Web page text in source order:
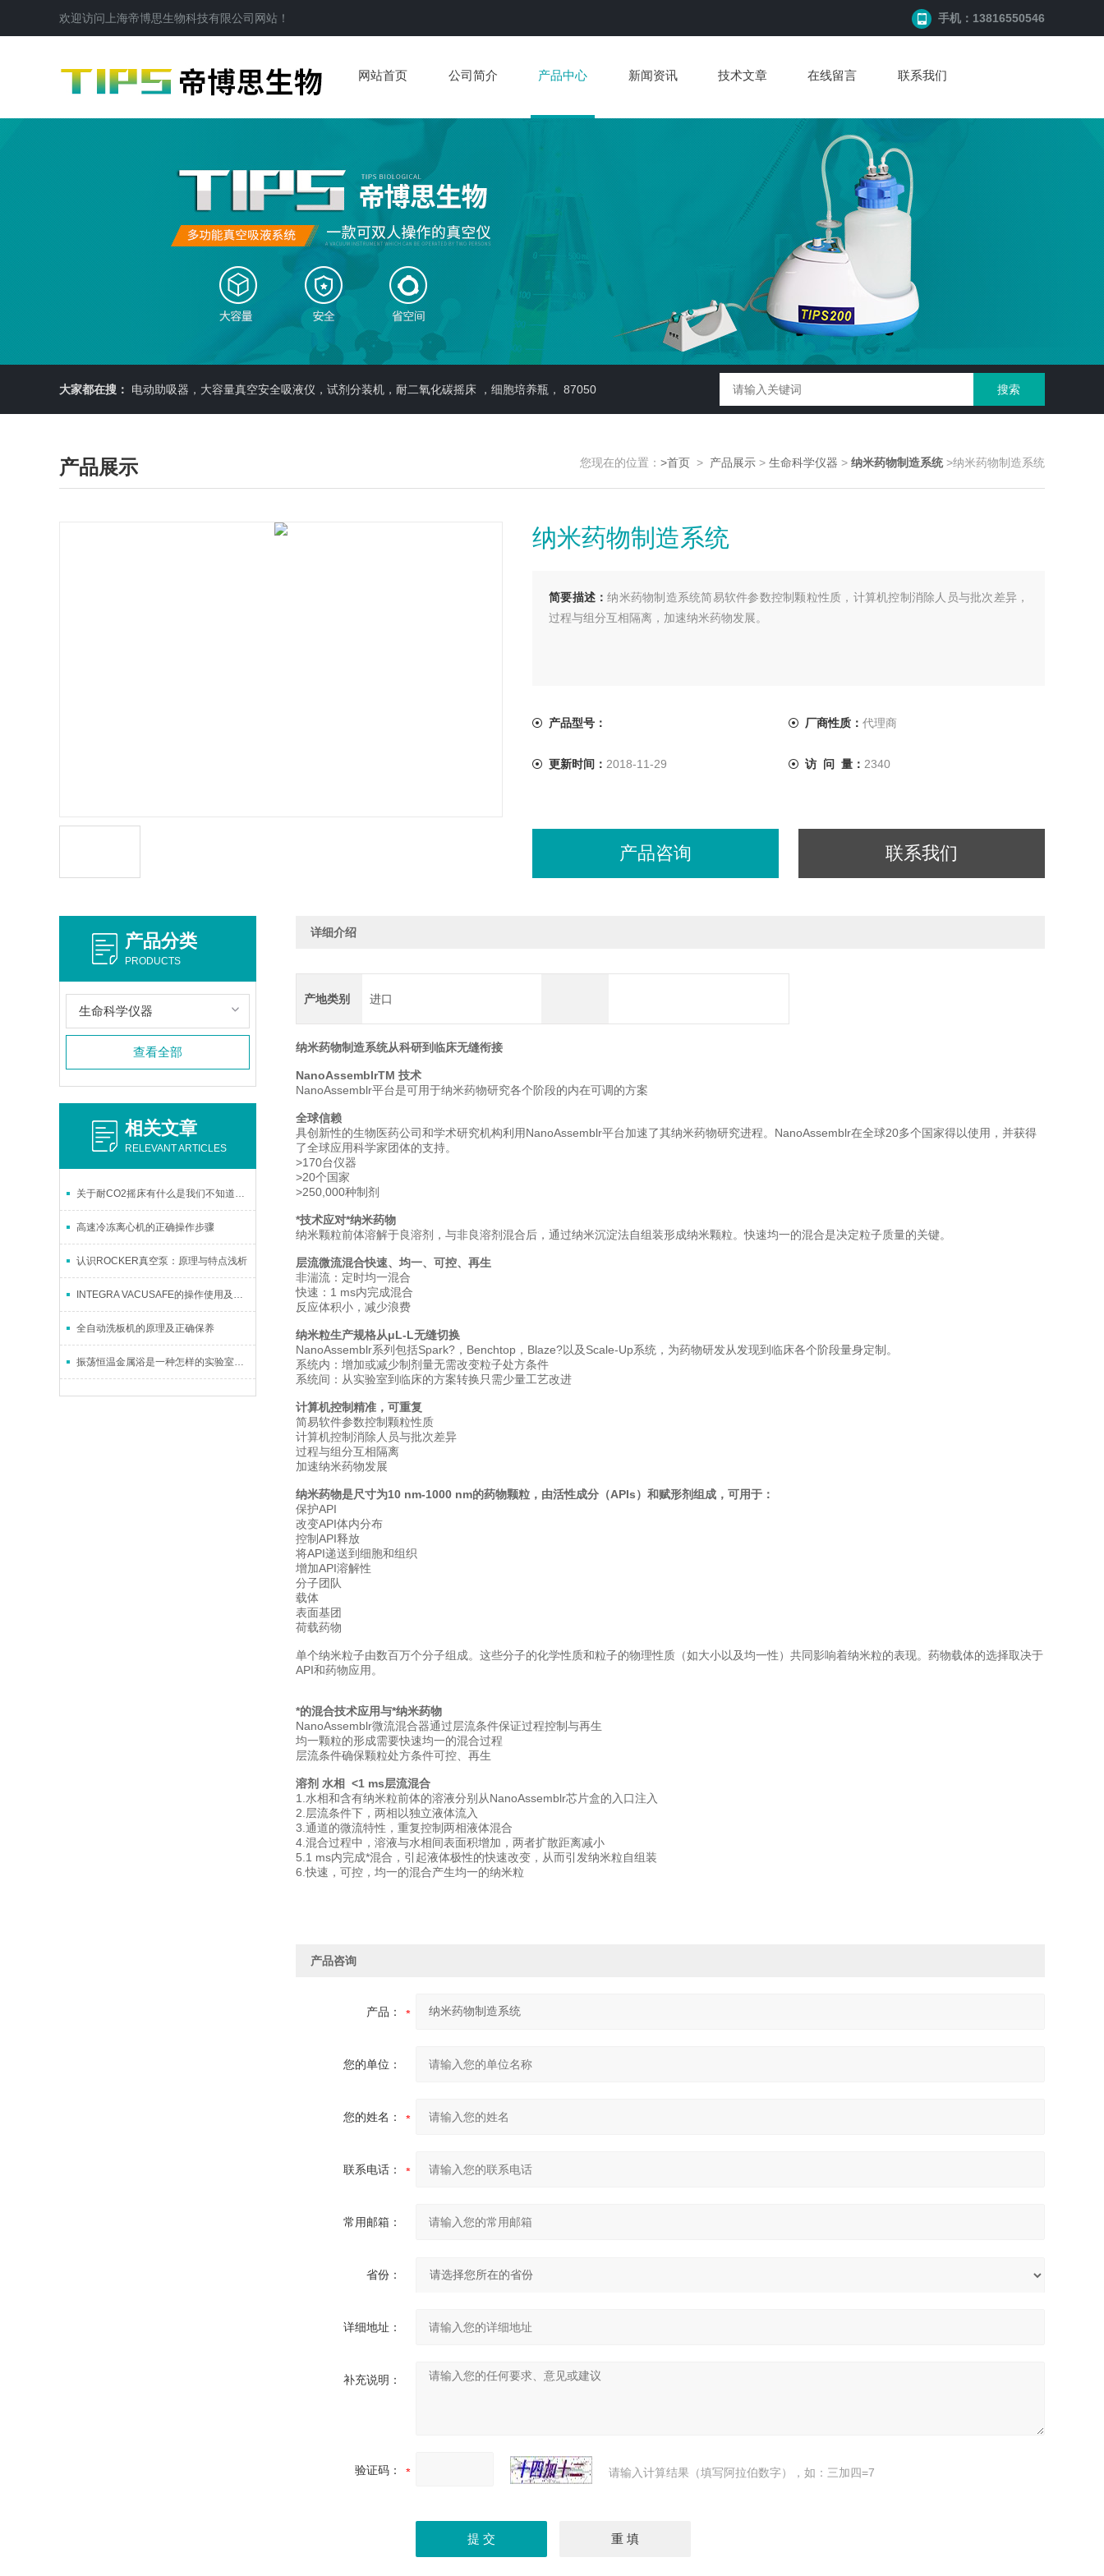
欢迎访问 上海帝博思生物科技有限公司 网站！ 手机：13816550546
网站首页 公司简介 产品中心 新闻资讯 技术文章 在线留言 联系我们
大家都在搜： 电动助吸器，大容量真空安全吸液仪，试剂分装机，耐二氧化碳摇床 ，细胞培养瓶， 87050
产品展示 您现在的位置： >首页 > 产品展示 > 生命科学仪器 > 纳米药物制造系统>纳米药物制造系统
纳米药物制造系统
简要描述：纳米药物制造系统简易软件参数控制颗粒性质，计算机控制消除人员与批次差异，
过程与组分互相隔离，加速纳米药物发展。
产品型号： 厂商性质： 代理商
更新时间： 2018-11-29 访 问 量： 2340
产品咨询 联系我们
产品分类
PRODUCTS
生命科学仪器
查看全部
相关文章
RELEVANT ARTICLES
关于耐CO2摇床有什么是我们不知道的？
高速冷冻离心机的正确操作步骤
认识ROCKER真空泵：原理与特点浅析
INTEGRA VACUSAFE的操作使用及特点分析
全自动洗板机的原理及正确保养
振荡恒温金属浴是一种怎样的实验室仪器呢
详细介绍
产地类别 进口
纳米药物制造系统从科研到临床无缝衔接
NanoAssemblrTM 技术
NanoAssemblr平台是可用于纳米药物研究各个阶段的内在可调的方案
全球信赖
具创新性的生物医药公司和学术研究机构利用NanoAssemblr平台加速了其纳米药物研究进程。NanoAssemblr在全球20多个国家得以使用，并获得
了全球应用科学家团体的支持。
>170台仪器
>20个国家
>250,000种制剂
*技术应对*纳米药物
纳米颗粒前体溶解于良溶剂，与非良溶剂混合后，通过纳米沉淀法自组装形成纳米颗粒。快速均一的混合是决定粒子质量的关键。
层流微流混合快速、均一、可控、再生
非湍流：定时均一混合
快速：1 ms内完成混合
反应体积小，减少浪费
纳米粒生产规格从μL-L无缝切换
NanoAssemblr系列包括Spark?，Benchtop，Blaze?以及Scale-Up系统，为药物研发从发现到临床各个阶段量身定制。
系统内：增加或减少制剂量无需改变粒子处方条件
系统间：从实验室到临床的方案转换只需少量工艺改进
计算机控制精准，可重复
简易软件参数控制颗粒性质
计算机控制消除人员与批次差异
过程与组分互相隔离
加速纳米药物发展
纳米药物是尺寸为10 nm-1000 nm的药物颗粒，由活性成分（APIs）和赋形剂组成，可用于：
保护API
改变API体内分布
控制API释放
将API递送到细胞和组织
增加API溶解性
分子团队
载体
表面基团
荷载药物
单个纳米粒子由数百万个分子组成。这些分子的化学性质和粒子的物理性质（如大小以及均一性）共同影响着纳米粒的表现。药物载体的选择取决于
API和药物应用。
*的混合技术应用与*纳米药物
NanoAssemblr微流混合器通过层流条件保证过程控制与再生
均一颗粒的形成需要快速均一的混合过程
层流条件确保颗粒处方条件可控、再生
溶剂 水相 <1 ms层流混合
1.水相和含有纳米粒前体的溶液分别从NanoAssemblr芯片盒的入口注入
2.层流条件下，两相以独立液体流入
3.通道的微流特性，重复控制两相液体混合
4.混合过程中，溶液与水相间表面积增加，两者扩散距离减小
5.1 ms内完成*混合，引起液体极性的快速改变，从而引发纳米粒自组装
6.快速，可控，均一的混合产生均一的纳米粒
产品咨询
产品：
您的单位：
您的姓名：
联系电话：
常用邮箱：
省份：
详细地址：
补充说明：
验证码： 请输入计算结果（填写阿拉伯数字），如：三加四=7